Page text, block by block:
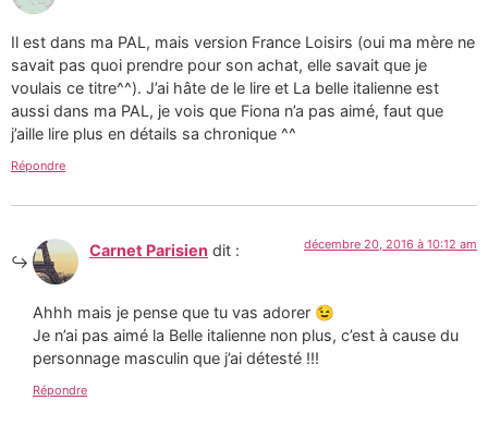
Il est dans ma PAL, mais version France Loisirs (oui ma mère ne
savait pas quoi prendre pour son achat, elle savait que je
voulais ce titre^^). J’ai hâte de le lire et La belle italienne est
aussi dans ma PAL, je vois que Fiona n’a pas aimé, faut que
j’aille lire plus en détails sa chronique ^^
Répondre
Carnet Parisien dit : décembre 20, 2016 à 10:12 am
Ahhh mais je pense que tu vas adorer 😉
Je n’ai pas aimé la Belle italienne non plus, c’est à cause du
personnage masculin que j’ai détesté !!!
Répondre